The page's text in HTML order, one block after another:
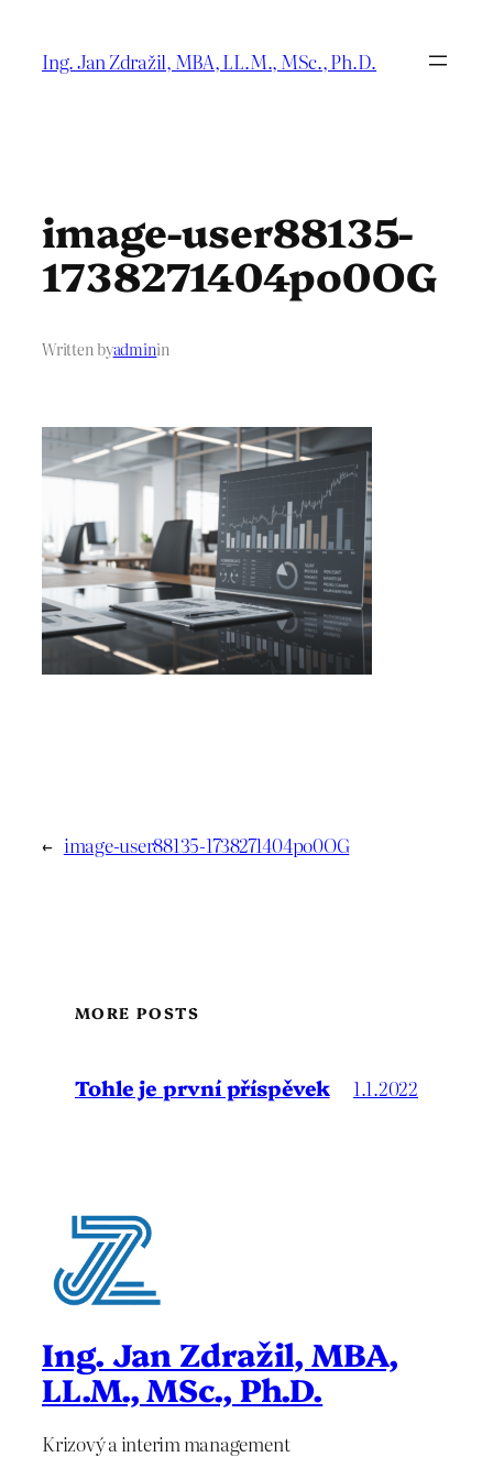
obsahIng. Jan Zdražil, MBA, LL.M., MSc., Ph.D.
image-user88135-
1738271404po0OG
Written byadminin
← image-user88135-1738271404po0OG
MORE POSTS
Tohle je první příspěvek 1.1.2022
Ing. Jan Zdražil, MBA,
LL.M., MSc., Ph.D.
Krizový a interim management